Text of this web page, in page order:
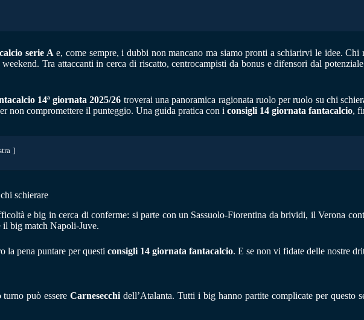
serie A e, come sempre, i dubbi non mancano ma siamo pronti a schiarirvi le idee.
Tra attaccanti in cerca di riscatto, centrocampisti da bonus e difensori dal
14ª giornata 2025/26 troverai una panoramica ragionata ruolo per ruolo su chi
non compromettere il punteggio. Una guida pratica con i consigli 14 giornata fantacalcio,
schierare
e big in cerca di conferme: si parte con un Sassuolo-Fiorentina da brividi, il Verona
il big match Napoli-Juve.
la pena puntare per questi consigli 14 giornata fantacalcio. E se non vi fidate delle nostre
turno può essereCarnesecchidell’Atalanta. Tutti i big hanno partite complicate per questo